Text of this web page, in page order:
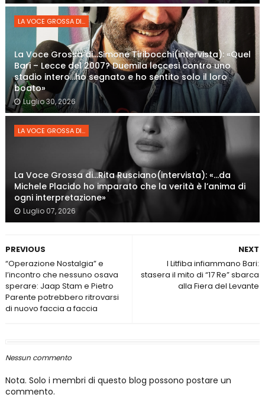
LA VOCE GROSSA DI...
La Voce Grossa di…Simone Tiribocchi(intervista): «Quel
Bari – Lecce del 2007? Duemila leccesi contro uno
stadio intero...ho segnato e ho sentito solo il loro
boato»
Luglio 30, 2026
LA VOCE GROSSA DI...
La Voce Grossa di…Rita Rusciano(intervista): «…da
Michele Placido ho imparato che la verità è l’anima di
ogni interpretazione»
Luglio 07, 2026
NEXT
I Litfiba infiammano Bari:
stasera il mito di “17 Re” sbarca
alla Fiera del Levante
PREVIOUS
“Operazione Nostalgia” e
l’incontro che nessuno osava
sperare: Jaap Stam e Pietro
Parente potrebbero ritrovarsi
di nuovo faccia a faccia
Nessun commento
Nota. Solo i membri di questo blog possono postare un
commento.